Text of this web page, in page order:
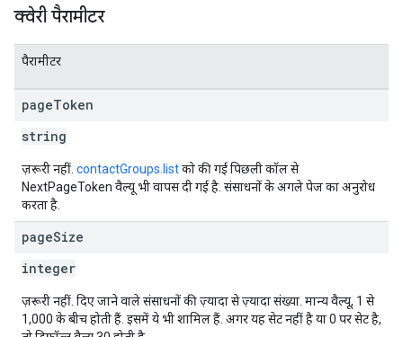
क्वेरी पैरामीटर
पैरामीटर
pageToken
string
ज़रूरी नहीं. contactGroups.listको की गई पिछली कॉल से
NextPageToken वैल्यू भी वापस दी गई है. संसाधनों के अगले पेज का अनुरोध
करता है.
pageSize
integer
ज़रूरी नहीं. दिए जाने वाले संसाधनों की ज़्यादा से ज़्यादा संख्या. मान्य वैल्यू, 1 से
1,000 के बीच होती हैं. इसमें ये भी शामिल हैं. अगर यह सेट नहीं है या 0 पर सेट है,